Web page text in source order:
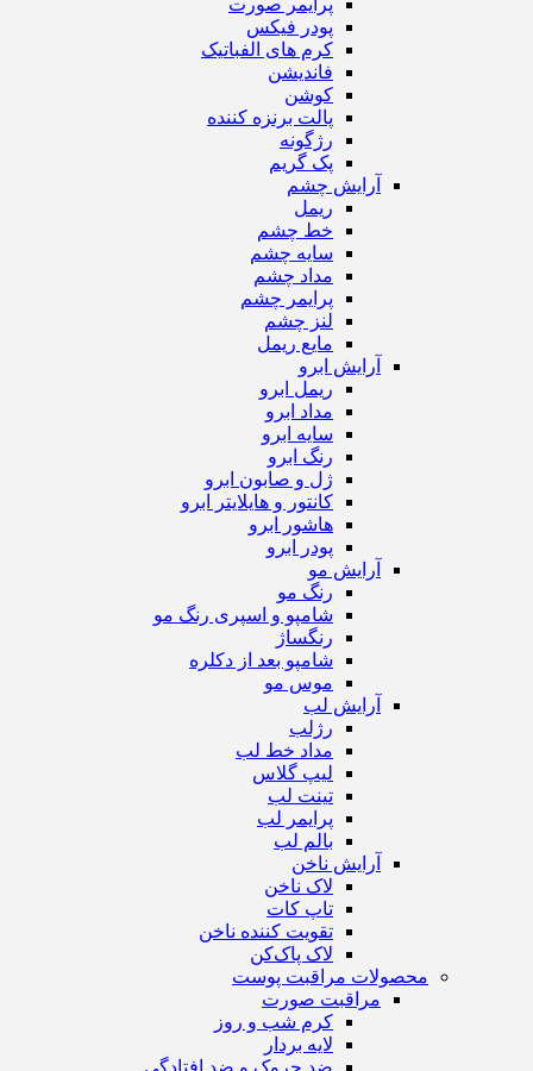
پودر فیکس
کرم های الفباتیک
فاندیشن
کوشن
پالت برنزه کننده
رژگونه
پک گریم
آرایش چشم
ریمل
خط چشم
سایه چشم
مداد چشم
پرایمر چشم
لنز چشم
مایع ریمل
آرایش ابرو
ریمل ابرو
مداد ابرو
سایه ابرو
رنگ ابرو
ژل و صابون ابرو
کانتور و هایلایتر ابرو
هاشور ابرو
پودر ابرو
آرایش مو
رنگ مو
شامپو و اسپری رنگ مو
رنگساژ
شامپو بعد از دکلره
موس مو
آرایش لب
رژ‌لب
مداد خط لب
لیپ گلاس
تینت لب
پرایمر لب
بالم لب
آرایش ناخن
لاک ناخن
تاپ‌ کات
تقویت کننده ناخن
لاک پاک‌کن
محصولات مراقبت پوست
مراقبت صورت
کرم شب و روز
لایه بردار
ضد چروک و ضد افتادگی